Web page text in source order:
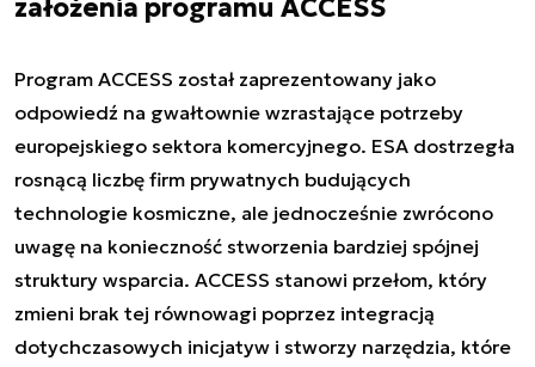
założenia programu ACCESS
Program ACCESS został zaprezentowany jako
odpowiedź na gwałtownie wzrastające potrzeby
europejskiego sektora komercyjnego. ESA dostrzegła
rosnącą liczbę firm prywatnych budujących
technologie kosmiczne, ale jednocześnie zwrócono
uwagę na konieczność stworzenia bardziej spójnej
struktury wsparcia. ACCESS stanowi przełom, który
zmieni brak tej równowagi poprzez integracją
dotychczasowych inicjatyw i stworzy narzędzia, które